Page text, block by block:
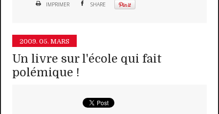
IMPRIMER SHARE
2009. 05. MARS
Un livre sur l'école qui fait
polémique !